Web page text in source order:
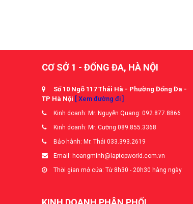
CƠ SỞ 1 - ĐỐNG ĐA, HÀ NỘI
Số 10 Ngõ 117 Thái Hà - Phường Đống Đa -
TP Hà Nội [ Xem đường đi ]
Kinh doanh: Mr. Nguyễn Quang: 092.877.8866
Kinh doanh: Mr. Cường 089.855.3368
Bảo hành: Mr. Thái 033.393.2619
Email: hoangminh@laptopworld.com.vn
Thời gian mở cửa: Từ 8h30 - 20h30 hàng ngày